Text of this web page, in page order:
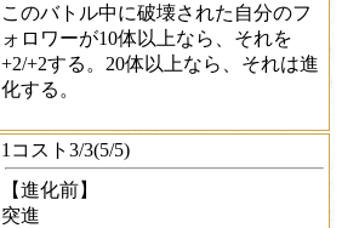
このバトル中に破壊された自分のフ
ォロワーが10体以上なら、それを
+2/+2する。20体以上なら、それは進
化する。
1コスト3/3(5/5)
【進化前】
突進